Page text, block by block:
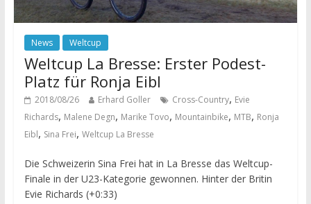
News Weltcup
Weltcup La Bresse: Erster Podest-
Platz für Ronja Eibl
2018/08/26 Erhard Goller Cross-Country, Evie
Richards, Malene Degn, Marike Tovo, Mountainbike, MTB, Ronja
Eibl, Sina Frei, Weltcup La Bresse
Die Schweizerin Sina Frei hat in La Bresse das Weltcup-
Finale in der U23-Kategorie gewonnen. Hinter der Britin
Evie Richards (+0:33)